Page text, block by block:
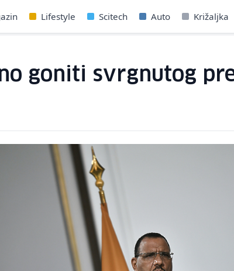
Lifestyle Scitech Auto Križaljka
goniti svrgnutog